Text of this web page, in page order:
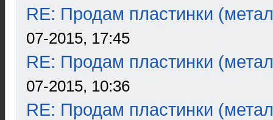
RE: Продам пластинки
07-2015, 17:45
RE: Продам пластинки
07-2015, 10:36
RE: Продам пластинки